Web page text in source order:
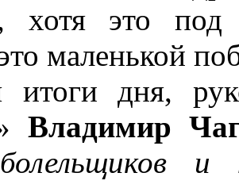
хотя это под
маленькой
итоги дня,
Владимир